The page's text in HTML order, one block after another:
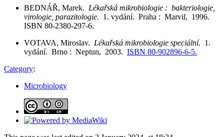
BEDNÁŘ, Marek. Lékařská mikrobiologie : bakteriologie,
virologie, parazitologie. 1. vydání. Praha : Marvil, 1996.
ISBN 80-2380-297-6.
VOTAVA, Miroslav. Lékařská mikrobiologie speciální. 1.
vydání. Brno : Neptun, 2003. ISBN 80-902896-6-5.
Category:
Microbiology